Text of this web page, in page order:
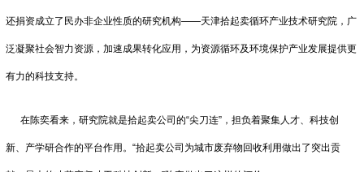
还捐资成立了民办非企业性质的研究机构——天津拾起卖循环产业技术研究院，广
泛凝聚社会智力资源，加速成果转化应用，为资源循环及环境保护产业发展提供更
有力的科技支持。
在陈奕看来，研究院就是拾起卖公司的“尖刀连”，担负着聚集人才、科技创
新、产学研合作的平台作用。“拾起卖公司为城市废弃物回收利用做出了突出贡